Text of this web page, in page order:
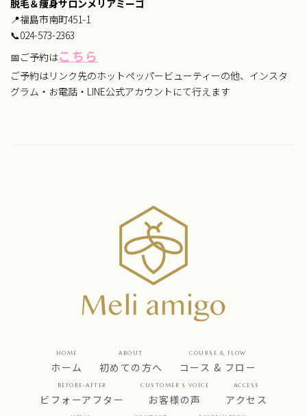
脱毛＆痩身サロンメリアミーゴ
📍福島市南町451-1
📞024-573-2363
📅ご予約はこちら
ご予約はリンク先のホットペッパービューティーの他、インスタ
グラム・お電話・LINE公式アカウントにて行えます
HOME
ホーム
ABOUT
初めての方へ
COURSE & FLOW
コース & フロー
BEFORE-AFTER
ビフォーアフター
CUSTOMER’S VOICE
お客様の声
ACCESS
アクセス